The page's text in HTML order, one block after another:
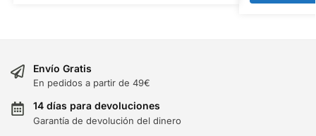
Envío Gratis
En pedidos a partir de 49€
14 días para devoluciones
Garantía de devolución del dinero